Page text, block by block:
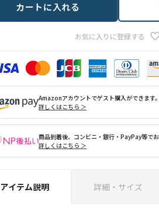
お気に入りに登録する
カートに入れる
Amazonアカウントでゲスト購入ができます。
詳しくはこちら ＞
商品到着後、コンビニ・銀行・PayPay等でお
詳しくはこちら ＞
アイテム説明 詳細・サイズ